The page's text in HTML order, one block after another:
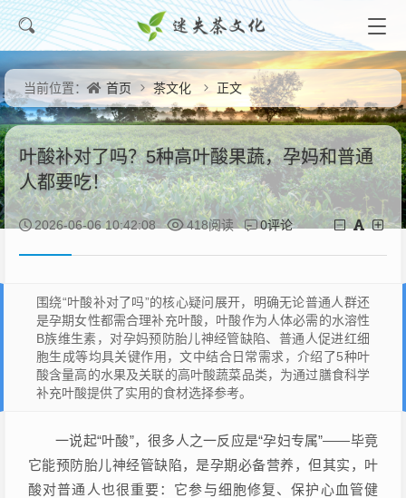
当前位置： 首页 茶文化 正文
叶酸补对了吗？5种高叶酸果蔬，孕妈和普通
人都要吃！
2026-06-06 10:42:08 418阅读 0评论
围绕“叶酸补对了吗”的核心疑问展开，明确无论普通人群还
是孕期女性都需合理补充叶酸，叶酸作为人体必需的水溶性
B族维生素，对孕妈预防胎儿神经管缺陷、普通人促进红细
胞生成等均具关键作用，文中结合日常需求，介绍了5种叶
酸含量高的水果及关联的高叶酸蔬菜品类，为通过膳食科学
补充叶酸提供了实用的食材选择参考。
一说起“叶酸”，很多人之一反应是“孕妇专属”——毕竟
它能预防胎儿神经管缺陷，是孕期必备营养，但其实，叶
酸对普通人也很重要：它参与细胞修复、保护心血管健